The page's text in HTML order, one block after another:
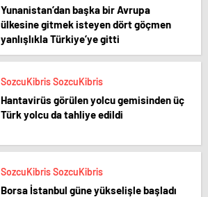
Yunanistan’dan başka bir Avrupa
ülkesine gitmek isteyen dört göçmen
yanlışlıkla Türkiye’ye gitti
SozcuKibris SozcuKibris
Hantavirüs görülen yolcu gemisinden üç
Türk yolcu da tahliye edildi
SozcuKibris SozcuKibris
Borsa İstanbul güne yükselişle başladı